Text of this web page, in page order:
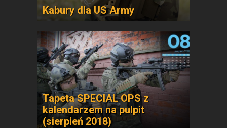
Kabury dla US Army
Tapeta SPECIAL OPS z
kalendarzem na pulpit
(sierpień 2018)